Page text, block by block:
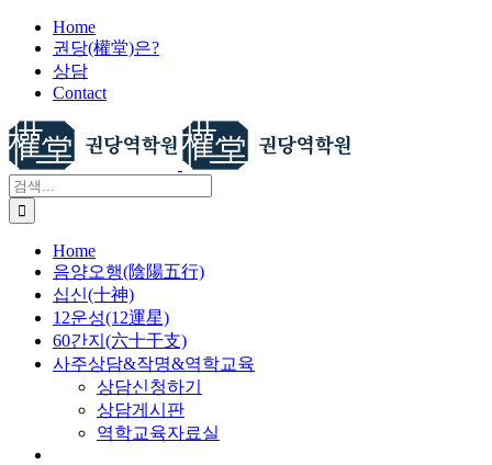
건
너
뛰
기
Home
권당(權堂)은?
상담
Contact
검
색:
Home
음양오행(陰陽五行)
십신(十神)
12운성(12運星)
60간지(六十干支)
사주상담&작명&역학교육
상담신청하기
상담게시판
역학교육자료실